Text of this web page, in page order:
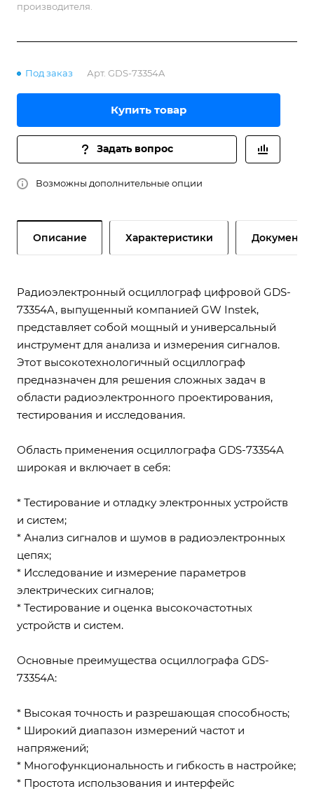
производителя.
Под заказ Арт. GDS-73354A
Купить товар
Задать вопрос
Возможны дополнительные опции
Описание Характеристики Документы
Радиоэлектронный осциллограф цифровой GDS-
73354A, выпущенный компанией GW Instek,
представляет собой мощный и универсальный
инструмент для анализа и измерения сигналов.
Этот высокотехнологичный осциллограф
предназначен для решения сложных задач в
области радиоэлектронного проектирования,
тестирования и исследования.
Область применения осциллографа GDS-73354A
широкая и включает в себя:
* Тестирование и отладку электронных устройств
и систем;
* Анализ сигналов и шумов в радиоэлектронных
цепях;
* Исследование и измерение параметров
электрических сигналов;
* Тестирование и оценка высокочастотных
устройств и систем.
Основные преимущества осциллографа GDS-
73354A:
* Высокая точность и разрешающая способность;
* Широкий диапазон измерений частот и
напряжений;
* Многофункциональность и гибкость в настройке;
* Простота использования и интерфейс